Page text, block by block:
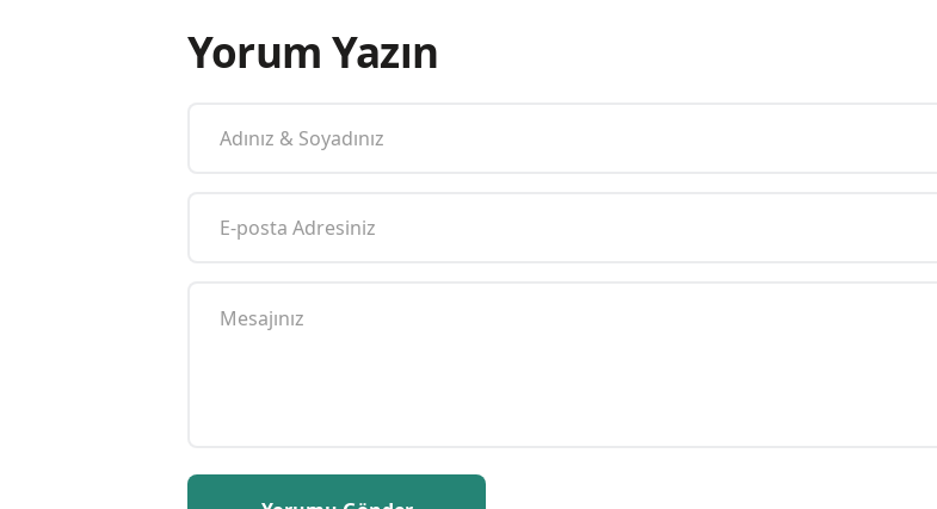
Yorum Yazın